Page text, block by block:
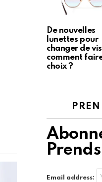
De nouvelles
lunettes pour
changer de
comment
choix ?
Email address: